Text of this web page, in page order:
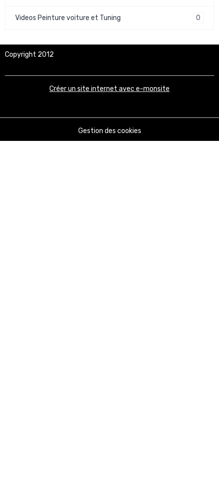
Videos Peinture voiture et Tuning 0
Copyright 2012
Créer un site internet avec e-monsite
Gestion des cookies